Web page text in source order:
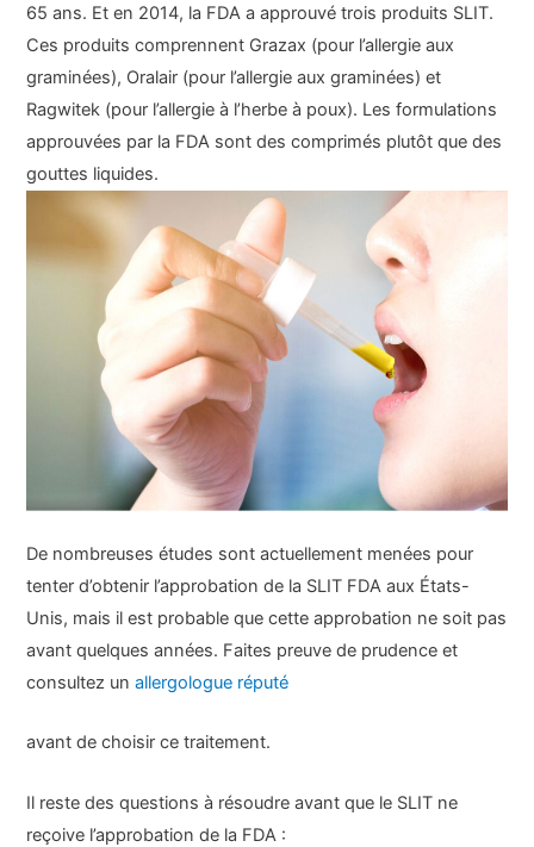
65 ans. Et en 2014, la FDA a approuvé trois produits SLIT.
Ces produits comprennent Grazax (pour l’allergie aux
graminées), Oralair (pour l’allergie aux graminées) et
Ragwitek (pour l’allergie à l’herbe à poux). Les formulations
approuvées par la FDA sont des comprimés plutôt que des
gouttes liquides.
De nombreuses études sont actuellement menées pour
tenter d’obtenir l’approbation de la SLIT FDA aux États-
Unis, mais il est probable que cette approbation ne soit pas
avant quelques années. Faites preuve de prudence et
consultez unallergologue réputé
avant de choisir ce traitement.
Il reste des questions à résoudre avant que le SLIT ne
reçoive l’approbation de la FDA :